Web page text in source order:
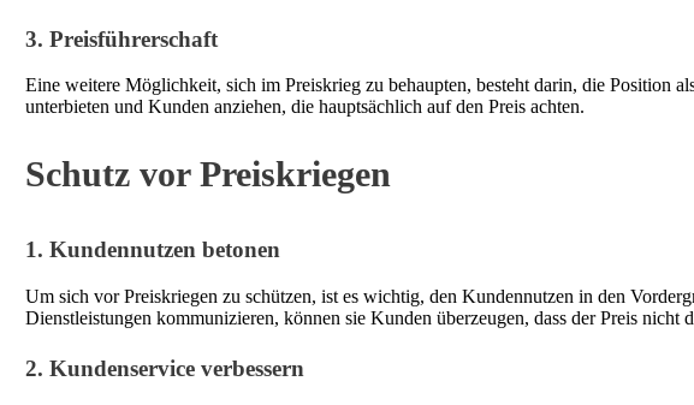
3. Preisführerschaft
Eine weitere Möglichkeit, sich im Preiskrieg zu behaupten, besteht darin, die Position
unterbieten und Kunden anziehen, die hauptsächlich auf den Preis achten.
Schutz vor Preiskriegen
1. Kundennutzen betonen
Um sich vor Preiskriegen zu schützen, ist es wichtig, den Kundennutzen in den
Dienstleistungen kommunizieren, können sie Kunden überzeugen, dass der Preis nicht
2. Kundenservice verbessern